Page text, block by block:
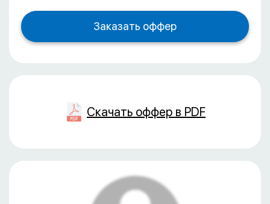
Скачать оффер в PDF